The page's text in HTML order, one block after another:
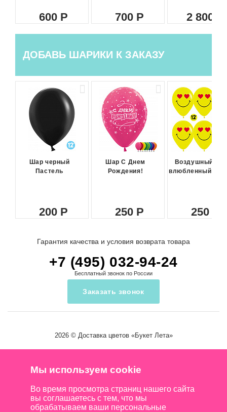
600 700 2 800
ДОБАВЬ ШАРИКИ К ЗАКАЗУ
Шар черный
Пастель
200
Шар С Днем
Рождения!
250
Воздушный
влюбленный
250
Гарантия качества и условия возврата товара
+7 (495) 032-94-24
Бесплатный звонок по России
Заказать звонок
2026 © Доставка цветов«Букет Лета»
Мы используем cookie
Во время просмотра страниц нашего сайта
вы соглашаетесь с тем, что мы
обрабатываем ваши персональные